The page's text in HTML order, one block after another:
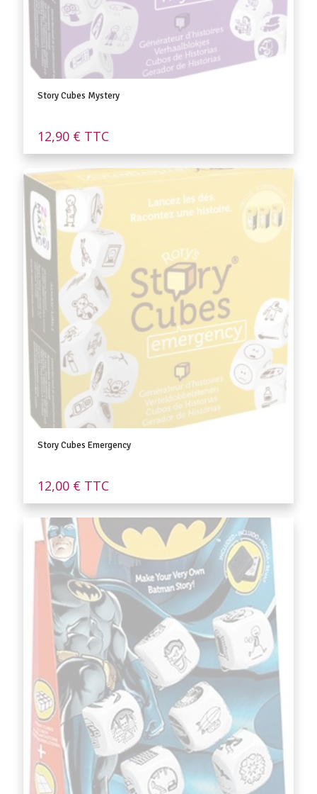
Story Cubes Mystery
12,90 € TTC
Story Cubes Emergency
12,00 € TTC